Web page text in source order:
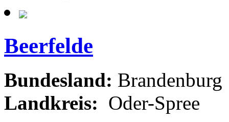
Beerfelde
Bundesland: Brandenburg
Landkreis: Oder-Spree